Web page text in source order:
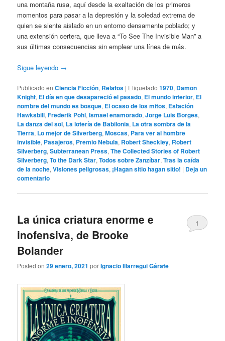
una montaña rusa, aquí desde la exaltación de los primeros
momentos para pasar a la depresión y la soledad extrema de
quien se siente aislado en un entorno densamente poblado; y
una extensión certera, que lleva a “To See The Invisible Man” a
sus últimas consecuencias sin emplear una línea de más.
Sigue leyendo →
Publicado en Ciencia Ficción, Relatos | Etiquetado 1970, Damon
Knight, El día en que desapareció el pasado, El mundo interior, El
nombre del mundo es bosque, El ocaso de los mitos, Estación
Hawksbill,Frederik Pohl,Ismael enamorado,Jorge Luis Borges,
La danza del sol, La lotería de Babilonia, La otra sombra de la
Tierra, Lo mejor de Silverberg,Moscas, Para ver al hombre
invisible, Pasajeros, Premio Nebula, Robert Sheckley, Robert
Silverberg,Subterranean Press,The Collected Stories of Robert
Silverberg,To the Dark Star,Todos sobre Zanzíbar,Tras la caída
de la noche,Visiones peligrosas, ¡Hagan sitio hagan sitio! | Deja un
comentario
La única criatura enorme e
inofensiva, de Brooke
Bolander
Posted on29 enero, 2021 porIgnacio Illarregui Gárate
1